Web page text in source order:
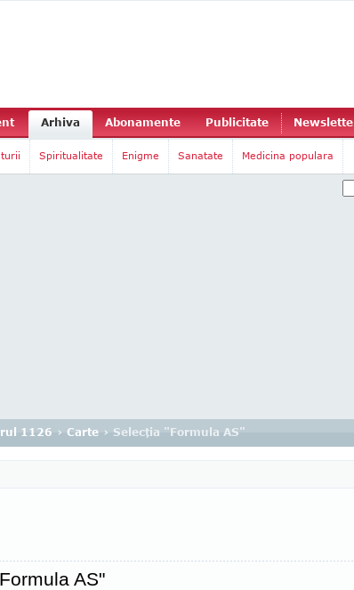
Arhiva Abonamente Publicitate
Spiritualitate Enigme Sanatate Medicina populara
1126 › Carte › Selecţia "Formula AS"
AS"